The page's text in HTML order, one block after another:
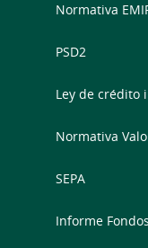
Normativa
PSD2
Ley de crédito
Normativa
SEPA
Informe